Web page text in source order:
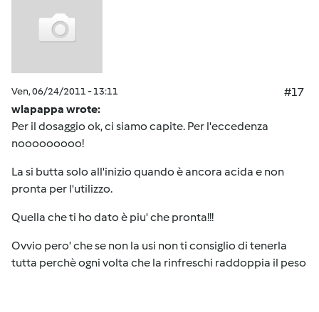
Ven, 06/24/2011 - 13:11
#17
wlapappa wrote:
Per il dosaggio ok, ci siamo capite. Per l'eccedenza
nooooooooo!
La si butta solo all'inizio quando è ancora acida e non
pronta per l'utilizzo.
Quella che ti ho dato è piu' che pronta!!!
Ovvio pero' che se non la usi non ti consiglio di tenerla
tutta perchè ogni volta che la rinfreschi raddoppia il peso